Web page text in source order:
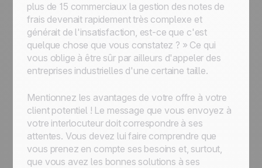
plus de 15 commerciaux la gestion des notes de
frais devenait rapidement très complexe et
générait de l'insatisfaction, est-ce que c'est
quelque chose que vous constatez ? » Ce qui
vous oblige à être sûr par ailleurs d'appeler des
entreprises industrielles d'une certaine taille.
Mentionnez les avantages de votre offre à votre
client potentiel ! Le message que vous envoyez à
votre interlocuteur doit correspondre à ses
attentes. Vous devez lui faire comprendre que
vous prenez en compte ses besoins et, surtout,
que vous avez les bonnes solutions à ses